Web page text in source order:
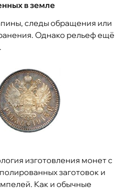
в земле
следы обращения или
Однако рельеф ещё
изготовления монет с
заготовок и
Как и обычные